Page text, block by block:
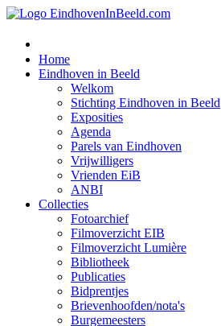
Home
Eindhoven in Beeld
Welkom
Stichting Eindhoven in Beeld
Exposities
Agenda
Parels van Eindhoven
Vrijwilligers
Vrienden EiB
ANBI
Collecties
Fotoarchief
Filmoverzicht EIB
Filmoverzicht Lumière
Bibliotheek
Publicaties
Bidprentjes
Brievenhoofden/nota's
Burgemeesters